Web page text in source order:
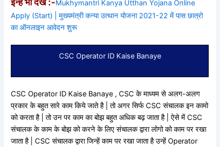
Mukhymantri Kanya Utthan Yojana Online
Apply (Start) | मुख्यमंत्री कन्या उत्थान योजना 2021-22 में पास छात्रो
का ऑनलाइन आवेदन शुरू
CSC Operator ID Kaise Banaye
CSC Operator ID Kaise Banaye , CSC के माध्यम से अलग-अलग
प्रकार के बहुत सारे काम किये जाते है | तो अगर सिर्फ CSC संचालक इन कामो
को करता है | तो उन पर काम का बोझ बहुत अधिक बढ़ जाता है | ऐसे में CSC
संचालक के काम के बोझ को करने के लिए संचालक द्वारा लोगो को काम पर रखा
जाता है | CSC संचालक द्वारा जिन्हें काम पर रखा जाता है उन्हें Operator